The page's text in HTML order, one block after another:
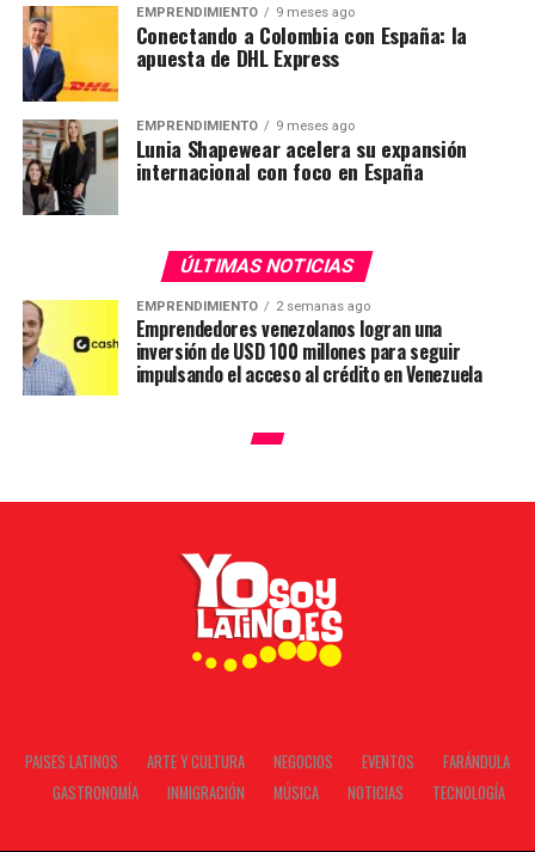
EMPRENDIMIENTO 9 meses ago
Conectando a Colombia con España: la
apuesta de DHL Express
EMPRENDIMIENTO 9 meses ago
Lunia Shapewear acelera su expansión
internacional con foco en España
ÚLTIMAS NOTICIAS
EMPRENDIMIENTO 2 semanas ago
Emprendedores venezolanos logran una
inversión de USD 100 millones para seguir
impulsando el acceso al crédito en Venezuela
PAISES LATINOS ARTE Y CULTURA NEGOCIOS EVENTOS
FARÁNDULA
GASTRONOMÍA
INMIGRACIÓN MÚSICA NOTICIAS TECNOLOGÍA